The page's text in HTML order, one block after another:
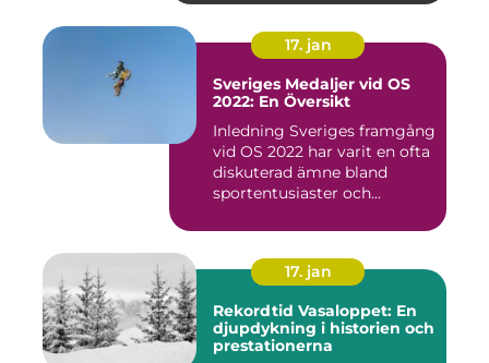
17. jan
Sveriges Medaljer vid OS
2022: En Översikt
Inledning Sveriges framgång
vid OS 2022 har varit en ofta
diskuterad ämne bland
sportentusiaster och...
17. jan
Rekordtid Vasaloppet: En
djupdykning i historien och
prestationerna